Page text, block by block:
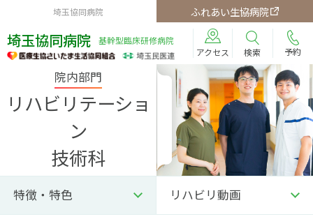
埼玉協同病院 ふれあい生協病院
埼玉協同病院
基幹型臨床研修病院
アクセス
検索 予約
院内部門
リハビリテーショ
ン
技術科
特徴・特色 リハビリ動画